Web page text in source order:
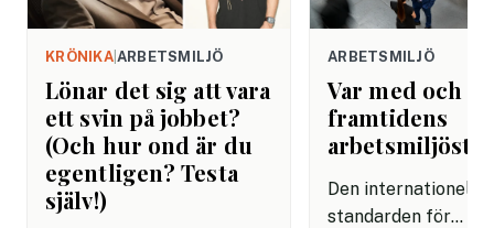
KRÖNIKA| ARBETSMILJÖ
Lönar det sig att vara
ett svin på jobbet?
(Och hur ond är du
egentligen? Testa
själv!)
ARBETSMILJÖ
Var med och
framtidens
Den internationella
standarden för